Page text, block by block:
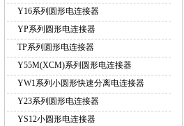
Y16系列圆形电连接器
YP系列圆形电连接器
TP系列圆形电连接器
Y55M(XCM)系列圆形电连接器
YW1系列小圆形快速分离电连接器
Y23系列圆形电连接器
YS12小圆形电连接器